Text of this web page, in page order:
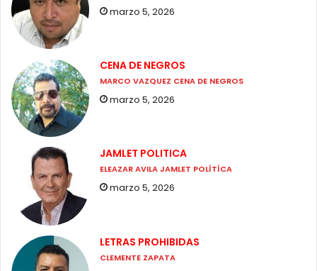
marzo 5, 2026
CENA DE NEGROS
MARCO VAZQUEZ CENA DE NEGROS
marzo 5, 2026
JAMLET POLITICA
ELEAZAR AVILA JAMLET POLÍTÍCA
marzo 5, 2026
LETRAS PROHIBIDAS
CLEMENTE ZAPATA